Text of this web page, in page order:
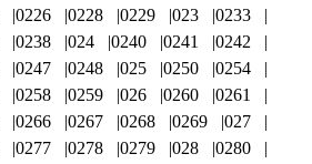
0226 0228 0229 023
0233
0238 024 0240 0241
0242
0247 0248 025 0250
0254
0258 0259 026 0260
0261
0266 0267 0268 0269
027
0277 0278 0279 028
0280